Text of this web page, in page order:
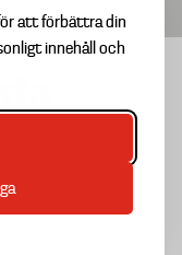
att förbättra din
innehåll och